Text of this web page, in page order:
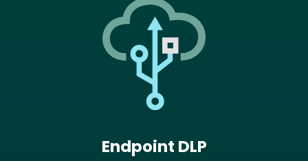
Endpoint DLP